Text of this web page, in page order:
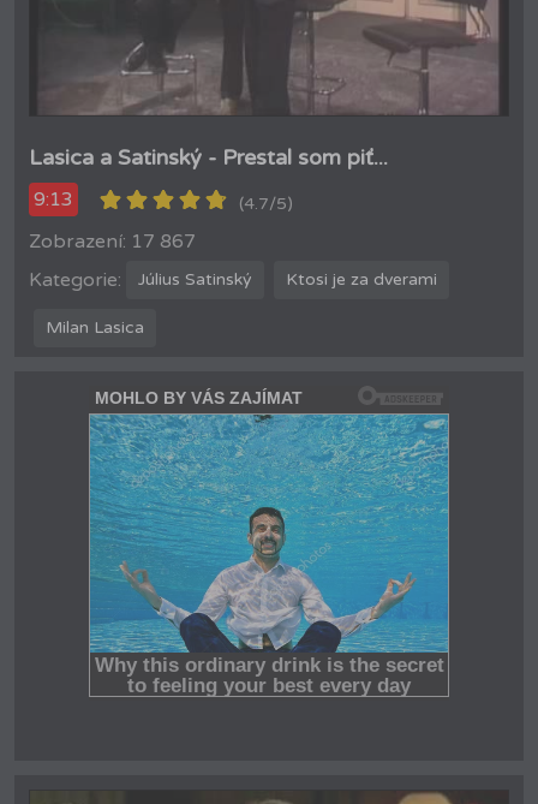
Lasica a Satinský - Prestal som piť...
9:13 (4.7/5)
Zobrazení: 17 867
Kategorie:
Július Satinský Ktosi je za dverami
Milan Lasica